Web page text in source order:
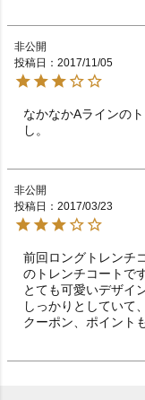
非公開
投稿日
2017/11/05
なかなかAラインの
し。
非公開
投稿日
2017/03/23
前回ロングトレンチ
のトレンチコートです
とても可愛いデザイ
しっかりとしていて
クーポン、ポイント